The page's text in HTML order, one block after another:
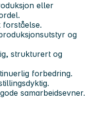
eller
forståelse.
og
strukturert og
forbedring.
samarbeidsevner.